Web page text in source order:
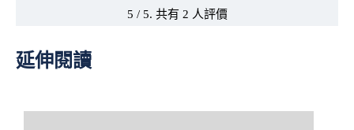
5 / 5. 共有 2
延伸閱讀